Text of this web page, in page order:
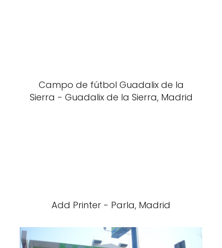
Campo de fútbol Guadalix de la
Sierra - Guadalix de la Sierra, Madrid
Add Printer - Parla, Madrid